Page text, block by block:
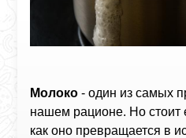
Молоко - один из самых
нашем рационе. Но стоит
как оно превращается в